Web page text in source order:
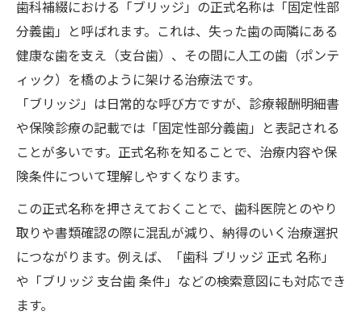
歯科補綴における「ブリッジ」の正式名称は「固定性部
分義歯」と呼ばれます。これは、失った歯の両隣にある
健康な歯を支え（支台歯）、その間に人工の歯（ポンテ
ィック）を橋のように架ける治療法です。
「ブリッジ」は日常的な呼び方ですが、診療報酬明細書
や保険診療の記載では「固定性部分義歯」と表記される
ことが多いです。正式名称を知ることで、治療内容や保
険条件について理解しやすくなります。
この正式名称を押さえておくことで、歯科医院とのやり
取りや書類確認の際に混乱が減り、納得のいく治療選択
につながります。例えば、「歯科 ブリッジ 正式 名称」
や「ブリッジ 支台歯 条件」などの検索意図にも対応でき
ます。